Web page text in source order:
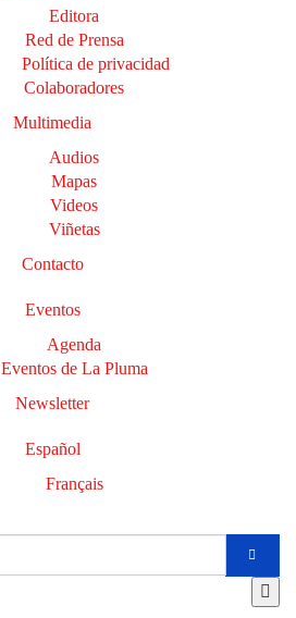
Editora
Red de Prensa
Política de privacidad
Colaboradores
Multimedia
Audios
Mapas
Videos
Viñetas
Contacto
Eventos
Agenda
Eventos de La Pluma
Newsletter
Español
Français